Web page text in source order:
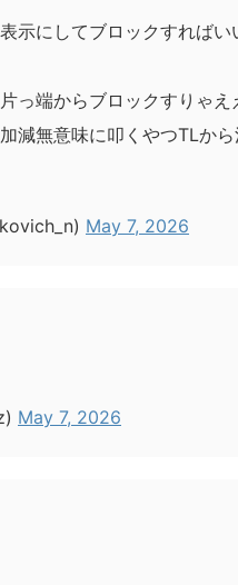
示にしてブロックすればい
っ端からブロックすりゃえ
減無意味に叩くやつTLから
May 7, 2026
May 7, 2026